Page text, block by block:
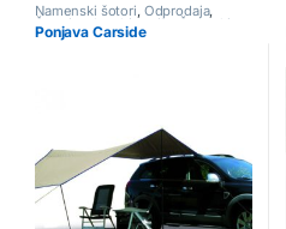
Namenski šotori, Odprodaja,
Šotori za kombi vozila Šotorski
paviljoni,Tende
Ponjava Carside